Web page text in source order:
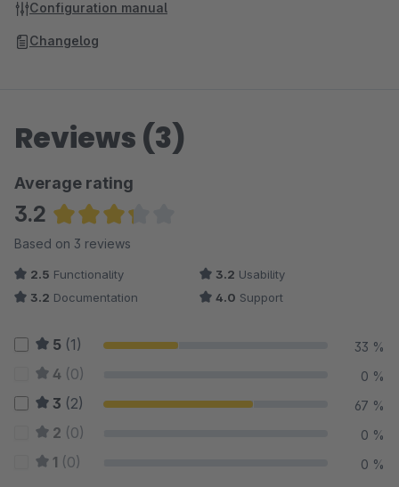
Configuration manual
Changelog
Reviews (3)
Average rating
3.2
Average rating of 3.17 out of 5 stars
Based on 3 reviews
2.5 Functionality 3.2 Usability
3.2 Documentation 4.0 Support
5 (1) 33 %
4 (0) 0 %
3 (2) 67 %
2 (0) 0 %
1 (0) 0 %